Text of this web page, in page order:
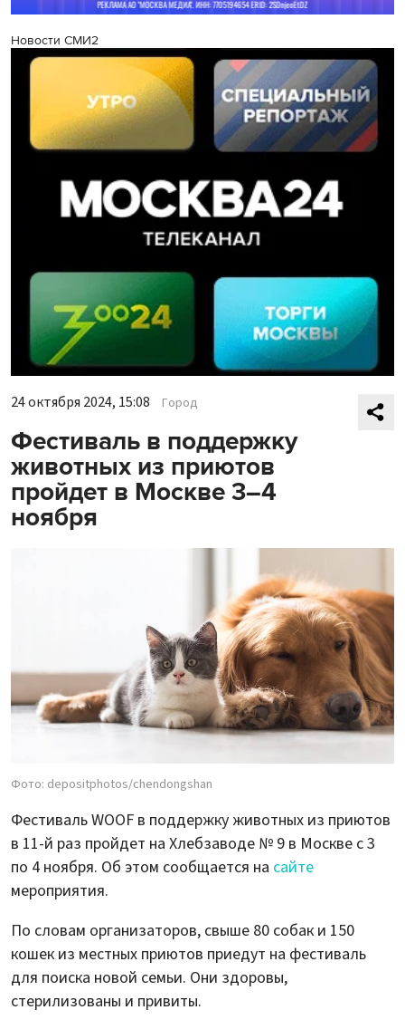
Новости СМИ2
24 октября 2024, 15:08 Город
Фестиваль в поддержку
животных из приютов
пройдет в Москве 3–4
ноября
Фото: depositphotos/chendongshan
Фестиваль WOOF в поддержку животных из приютов
в 11-й раз пройдет на Хлебзаводе № 9 в Москве с 3
по 4 ноября. Об этом сообщается на сайте
мероприятия.
По словам организаторов, свыше 80 собак и 150
кошек из местных приютов приедут на фестиваль
для поиска новой семьи. Они здоровы,
стерилизованы и привиты.